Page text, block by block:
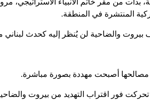
من مقر خاتم الأنبياء
المنتشرة في المنطقة.
والضاحية لن يُنظر إليه كحدث لبناني
مصالحها أصبحت مهددة بصورة مباشرة.
فور اقتراب التهديد من بيروت